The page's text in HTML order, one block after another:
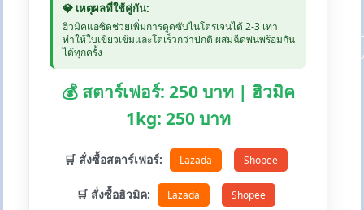
💎 เหตุผลที่ใช้คู่กัน:
ฮิวมิคแอซิดช่วยเพิ่มการดูดซับไนโตรเจนได้ 2-3 เท่า
ทำให้ใบเขียวเข้มและโตเร็วกว่าปกติ ผสมฉีดพ่นพร้อมกัน
ได้ทุกครั้ง
💰 สตาร์เฟอร์: 250 บาท | ฮิวมิค
1kg: 250 บาท
🛒 สั่งซื้อสตาร์เฟอร์: Lazada Shopee
🛒 สั่งซื้อฮิวมิค: Lazada Shopee